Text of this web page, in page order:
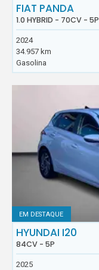
FIAT PANDA
1.0 HYBRID - 70CV - 5P
2024
34.957 km
Gasolina
EM DESTAQUE
HYUNDAI I20
84CV - 5P
2025